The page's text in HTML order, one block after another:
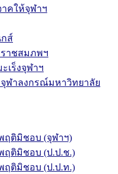
าคให้จุฬาฯ
กส์
าชสมภพฯ
เร็งจุฬาฯ
จุฬาลงกรณ์มหาวิทยาลัย
ฤติมิชอบ (จุฬาฯ)
ฤติมิชอบ (ป.ป.ช.)
ฤติมิชอบ (ป.ป.ท.)